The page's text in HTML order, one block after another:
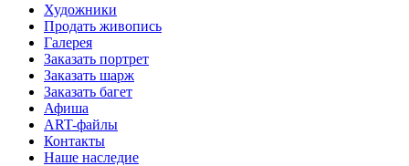
Художники
Продать живопись
Галерея
Заказать портрет
Заказать шарж
Заказать багет
Афиша
ART-файлы
Контакты
Наше наследие